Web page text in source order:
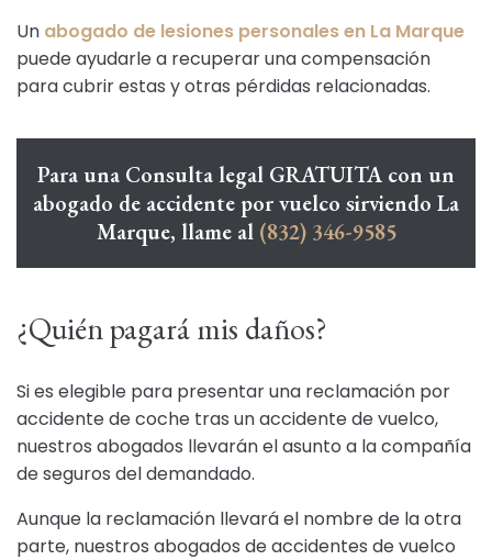
Un abogado de lesiones personales en La Marque
puede ayudarle a recuperar una compensación
para cubrir estas y otras pérdidas relacionadas.
Para una Consulta legal GRATUITA con un
abogado de accidente por vuelco sirviendo La
Marque, llame al (832) 346-9585
¿Quién pagará mis daños?
Si es elegible para presentar una reclamación por
accidente de coche tras un accidente de vuelco,
nuestros abogados llevarán el asunto a la compañía
de seguros del demandado.
Aunque la reclamación llevará el nombre de la otra
parte, nuestros abogados de accidentes de vuelco